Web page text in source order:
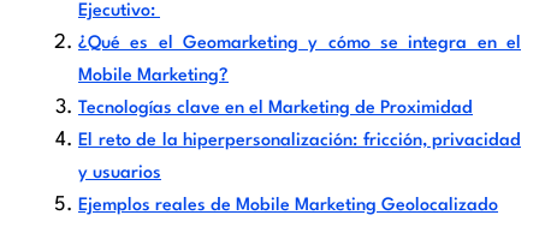
Ejecutivo:
¿Qué es el Geomarketing y cómo se integra en el
Mobile Marketing?
Tecnologías clave en el Marketing de Proximidad
El reto de la hiperpersonalización: fricción, privacidad
y usuarios
Ejemplos reales de Mobile Marketing Geolocalizado